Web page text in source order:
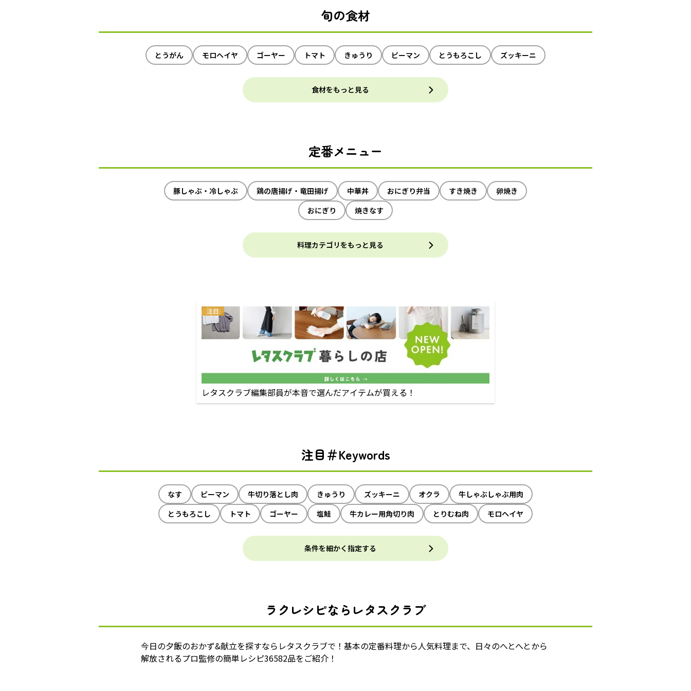
旬の食材
とうがん モロヘイヤ ゴーヤー トマト きゅうり ピーマン とうもろこし ズッキーニ
食材をもっと見る
定番メニュー
豚しゃぶ・冷しゃぶ 鶏の唐揚げ・竜田揚げ 中華丼 おにぎり弁当 すき焼き
卵焼き
おにぎり
焼きなす
料理カテゴリをもっと見る
注目
レタスクラブ編集部員が本音で選んだアイテムが買える！
注目＃Keywords
なす ピーマン 牛切り落とし肉 きゅうり ズッキーニ オクラ
牛しゃぶしゃぶ用肉
とうもろこし
トマト ゴーヤー 塩鮭 牛カレー用角切り肉 とりむね肉 モロヘイヤ
条件を細かく指定する
ラクレシピならレタスクラブ
今日の夕飯のおかず&献立を探すならレタスクラブで！基本の定番料理から人気料理まで、日々のへとへとから
解放されるプロ監修の簡単レシピ36582品をご紹介！